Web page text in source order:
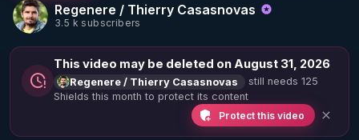
Regenere / Thierry Casasnovas
3.5 k subscribers
This video may be deleted on August 31, 2026
Regenere / Thierry Casasnovas
still needs 125
Shields this month to protect its content
Protect this video